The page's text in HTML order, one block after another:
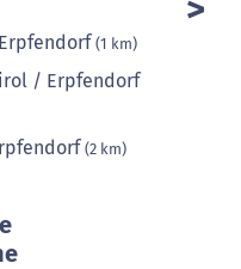
(1 km)
/ Erpfendorf
(2 km)